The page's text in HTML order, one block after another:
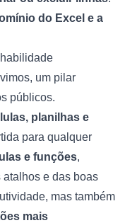
do Excel e a
um pilar
públicos.
planilhas e
para qualquer
e funções,
atalhos e das boas
mas também
mais